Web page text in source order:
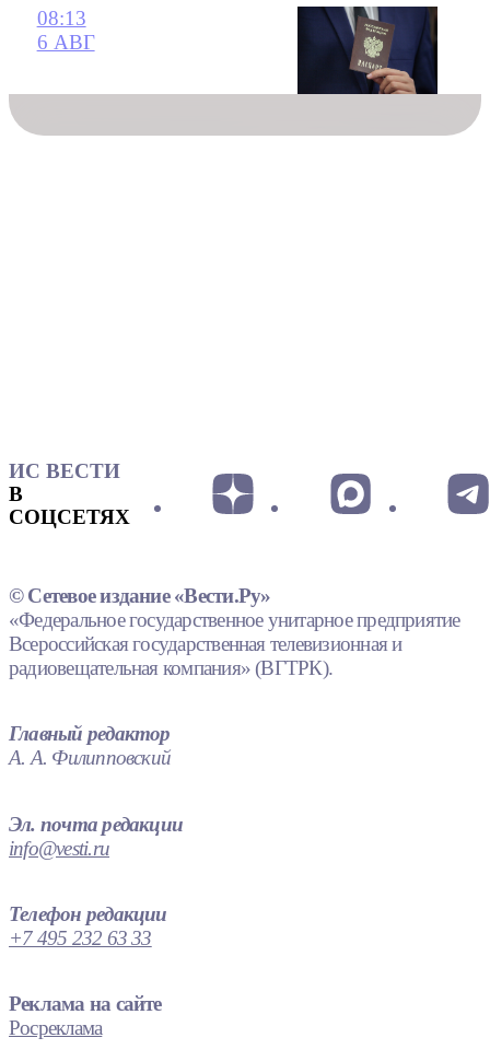
08:13
6 АВГ
ИС ВЕСТИ
В
СОЦСЕТЯХ
© Сетевое издание «Вести.Ру»
«Федеральное государственное унитарное предприятие
Всероссийская государственная телевизионная и
радиовещательная компания» (ВГТРК).
Главный редактор
А. А. Филипповский
Эл. почта редакции
info@vesti.ru
Телефон редакции
+7 495 232 63 33
Реклама на сайте
Росреклама